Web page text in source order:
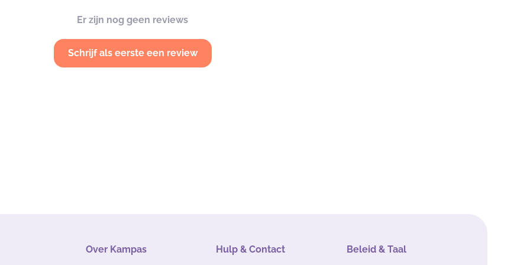
Er zijn nog geen reviews
Schrijf als eerste een review
Over Kampas Hulp & Contact Beleid & Taal